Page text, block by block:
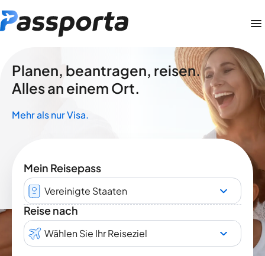
Planen, beantragen, reisen.
Alles an einem Ort.
Mehr als nur Visa.
Mein Reisepass
Vereinigte Staaten
Reise nach
Wählen Sie Ihr Reiseziel